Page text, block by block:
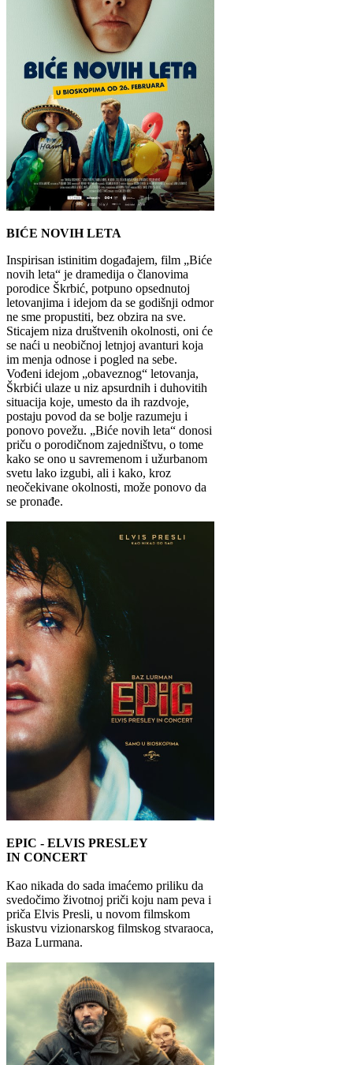
BIĆE NOVIH LETA
Inspirisan istinitim događajem, film „Biće
novih leta“ je dramedija o članovima
porodice Škrbić, potpuno opsednutoj
letovanjima i idejom da se godišnji odmor
ne sme propustiti, bez obzira na sve.
Sticajem niza društvenih okolnosti, oni će
se naći u neobičnoj letnjoj avanturi koja
im menja odnose i pogled na sebe.
Vođeni idejom „obaveznog“ letovanja,
Škrbići ulaze u niz apsurdnih i duhovitih
situacija koje, umesto da ih razdvoje,
postaju povod da se bolje razumeju i
ponovo povežu. „Biće novih leta“ donosi
priču o porodičnom zajedništvu, o tome
kako se ono u savremenom i užurbanom
svetu lako izgubi, ali i kako, kroz
neočekivane okolnosti, može ponovo da
se pronađe.
EPIC - ELVIS PRESLEY
IN CONCERT
Kao nikada do sada imaćemo priliku da
svedočimo životnoj priči koju nam peva i
priča Elvis Presli, u novom filmskom
iskustvu vizionarskog filmskog stvaraoca,
Baza Lurmana.